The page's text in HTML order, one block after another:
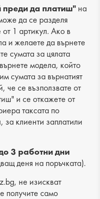
кожа
: 5 cm
част: 5 cm
преди да платиш" на
да се разделя
1 артикул. Ако в
и желаете да върнете
сумата за цялата
модела, който
сумата за върнатият
че се възползвате от
и се откажете от
таксата по
клиенти заплатили
3 работни дни
деня на поръчката).
не изискват
получите само